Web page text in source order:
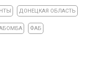
ДОНЕЦКАЯ ОБЛАСТЬ
ФАБ